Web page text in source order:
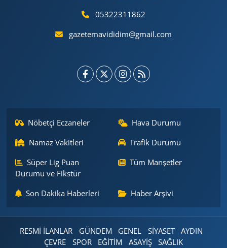
05322311862
gazetemavididim@gmail.com
Nöbetçi Eczaneler
Hava Durumu
Namaz Vakitleri
Trafik Durumu
Süper Lig Puan
Durumu ve Fikstür
Tüm Manşetler
Son Dakika Haberleri Haber Arşivi
RESMİ İLANLAR GÜNDEM GENEL SİYASET
AYDIN
ÇEVRE
SPOR EĞİTİM ASAYİŞ SAĞLIK